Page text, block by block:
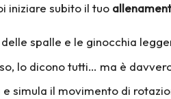
iniziare subito il tuo
spalle e le ginocchia
lo dicono tutti… ma è
simula il movimento di